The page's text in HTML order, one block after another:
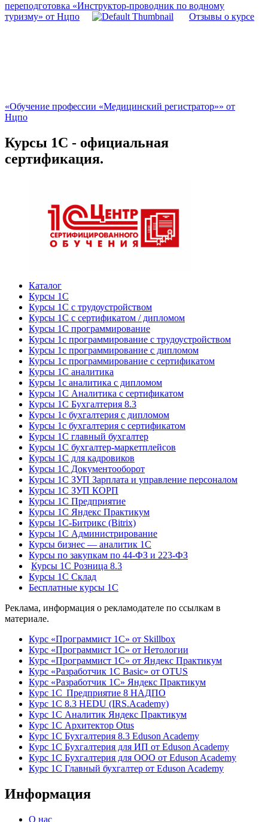
переподготовка «Инструктор-проводник по водному
туризму» от Нцпо
Отзывы о курсе
«Обучение профессии «Медицинский регистратор»» от
Нцпо
Курсы 1С - официальная
сертификация.
Каталог
Курсы 1С
Курсы 1С с трудоустройством
Курсы 1С с сертификатом / дипломом
Курсы 1С программирование
Курсы 1с программирование с трудоустройством
Курсы 1с программирование с дипломом
Курсы 1с программирование с сертификатом
Курсы 1С аналитика
Курсы 1с аналитика с дипломом
Курсы 1С Аналитика с сертификатом
Курсы 1С Бухгалтерия 8.3
Курсы 1с бухгалтерия с дипломом
Курсы 1с бухгалтерия с сертификатом
Курсы 1С главный бухгалтер
Курсы 1С бухгалтер-маркетплейсов
Курсы 1С для кадровиков
Курсы 1С Документооборот
Курсы 1С ЗУП Зарплата и управление персоналом
Курсы 1С ЗУП КОРП
Курсы 1С Предприятие
Курсы 1С Яндекс Практикум
Курсы 1С-Битрикс (Bitrix)
Курсы 1С Администрирование
Курсы бизнес — аналитик 1С
Курсы по закупкам по 44‑ФЗ и 223‑ФЗ
Курсы 1С Розница 8.3
Курсы 1С Склад
Бесплатные курсы 1С
Реклама, информация о рекламодателе по ссылкам в
материале.
Курс «Программист 1С» от Skillbox
Курс «Программист 1С» от Нетологии
Курс «Программист 1С» от Яндекс Практикум
Курс «Разработчик 1С Basic» от OTUS
Курс «Разработчик 1С» Яндекс Практикум
Курс 1С Предприятие 8 НАДПО
Курс 1С 8.3 HEDU (IRS.Academy)
Курс 1С Аналитик Яндекс Практикум
Курс 1С Архитектор Otus
Курс 1С Бухгалтерия 8.3 Eduson Academy
Курс 1С Бухгалтерия для ИП от Eduson Academy
Курс 1С Бухгалтерия для ООО от Eduson Academy
Курс 1С Главный бухгалтер от Eduson Academy
Информация
О нас